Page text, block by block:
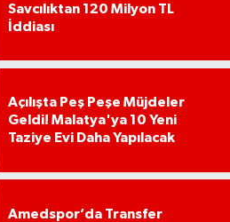
Savcılıktan 120 Milyon TL
İddiası
Açılışta Peş Peşe Müjdeler
Geldi! Malatya'ya 10 Yeni
Taziye Evi Daha Yapılacak
Amedspor’da Transfer